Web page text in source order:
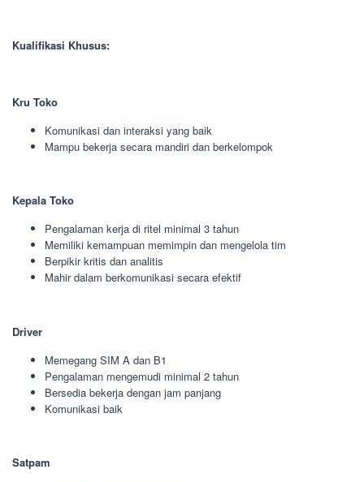
Kualifikasi Khusus:
Kru Toko
Komunikasi dan interaksi yang baik
Mampu bekerja secara mandiri dan berkelompok
Kepala Toko
Pengalaman kerja di ritel minimal 3 tahun
Memiliki kemampuan memimpin dan mengelola tim
Berpikir kritis dan analitis
Mahir dalam berkomunikasi secara efektif
Driver
Memegang SIM A dan B1
Pengalaman mengemudi minimal 2 tahun
Bersedia bekerja dengan jam panjang
Komunikasi baik
Satpam